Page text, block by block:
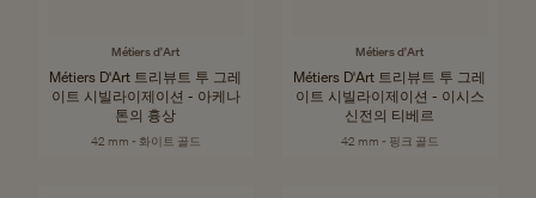
Métiers d'Art
Métiers D'Art 트리뷰트 투 그레
이트 시빌라이제이션 - 아케나
톤의 흉상
42 mm - 화이트 골드
Métiers d'Art
Métiers D'Art 트리뷰트 투 그레
이트 시빌라이제이션 - 이시스
신전의 티베르
42 mm - 핑크 골드